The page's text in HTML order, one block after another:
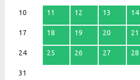
10 11 12 13 14
17 18 19 20 21
24 25 26 27 28
31